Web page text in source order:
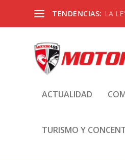
TENDENCIAS: LA
ACTUALIDAD
TURISMO Y